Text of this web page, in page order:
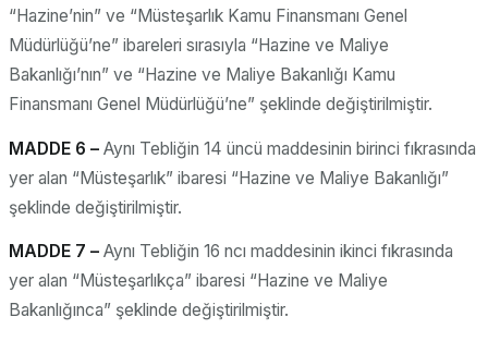
“Hazine’nin” ve “Müsteşarlık Kamu Finansmanı Genel
Müdürlüğü’ne” ibareleri sırasıyla “Hazine ve Maliye
Bakanlığı’nın” ve “Hazine ve Maliye Bakanlığı Kamu
Finansmanı Genel Müdürlüğü’ne” şeklinde değiştirilmiştir.
MADDE 6 – Aynı Tebliğin 14 üncü maddesinin birinci fıkrasında
yer alan “Müsteşarlık” ibaresi “Hazine ve Maliye Bakanlığı”
şeklinde değiştirilmiştir.
MADDE 7 – Aynı Tebliğin 16 ncı maddesinin ikinci fıkrasında
yer alan “Müsteşarlıkça” ibaresi “Hazine ve Maliye
Bakanlığınca” şeklinde değiştirilmiştir.